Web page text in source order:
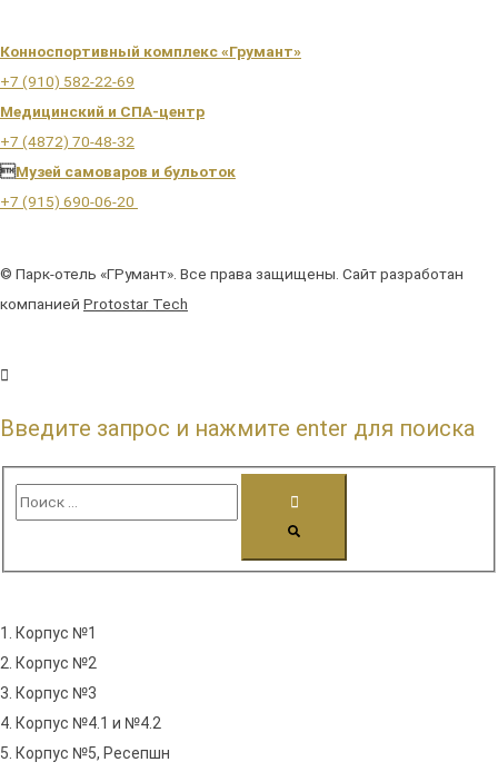
Конноспортивный комплекс «Грумант»
+7 (910) 582-22-69
Медицинский и СПА-центр
+7 (4872) 70-48-32
Музей самоваров и бульоток
+7 (915) 690-06-20
© Парк-отель «ГРумант». Все права защищены. Сайт разработан
компанией Protostar Tech
Введите запрос и нажмите enter для поиска
Поиск
…
1. Корпус №1
2. Корпус №2
3. Корпус №3
4. Корпус №4.1 и №4.2
5. Корпус №5, Ресепшн